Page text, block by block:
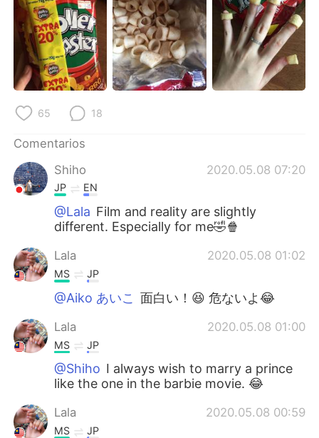
65 18
Comentarios
Shiho
2020.05.08 07:20
JP EN
@Lala Film and reality are slightly
different. Especially for me🤣🍿
Lala 2020.05.08 01:02
MS JP
@Aiko あいこ 面白い！😆 危ないよ😂
Lala 2020.05.08 01:00
MS JP
@Shiho I always wish to marry a prince
like the one in the barbie movie. 😂
Lala 2020.05.08 00:59
MS JP